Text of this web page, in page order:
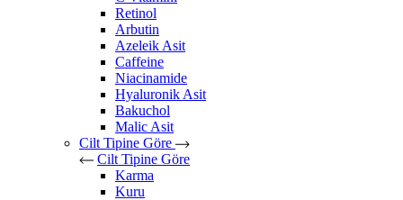
Retinol
Arbutin
Azeleik Asit
Caffeine
Niacinamide
Hyaluronik Asit
Bakuchol
Malic Asit
Cilt Tipine Göre
Cilt Tipine Göre
Karma
Kuru